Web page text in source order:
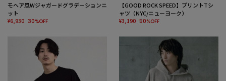
モヘア風Wジャガードグラデーションニ
ット
¥6,930 30%OFF
【GOOD ROCK SPEED】プリントTシ
ャツ（NYC/ニューヨーク）
¥3,190 50%OFF